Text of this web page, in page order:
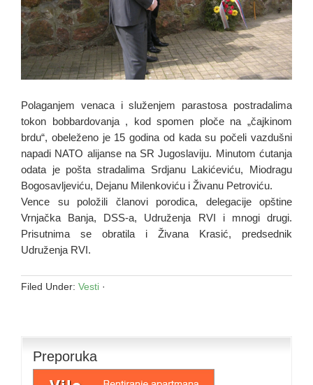
Polaganjem venaca i služenjem parastosa postradalima
tokon bobbardovanja , kod spomen ploče na „čajkinom
brdu“, obeleženo je 15 godina od kada su počeli vazdušni
napadi NATO alijanse na SR Jugoslaviju. Minutom ćutanja
odata je pošta stradalima Srdjanu Lakićeviću, Miodragu
Bogosavljeviću, Dejanu Milenkoviću i Živanu Petroviću.
Vence su položili članovi porodica, delegacije opštine
Vrnjačka Banja, DSS-a, Udruženja RVI i mnogi drugi.
Prisutnima se obratila i Živana Krasić, predsednik
Udruženja RVI.
Filed Under: Vesti ·
Preporuka